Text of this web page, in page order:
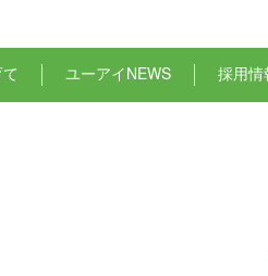
ユーアイNEWS 採用情